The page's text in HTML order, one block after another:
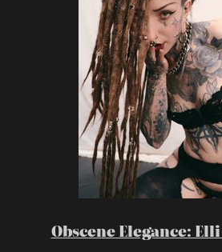
Obscene Elegance: